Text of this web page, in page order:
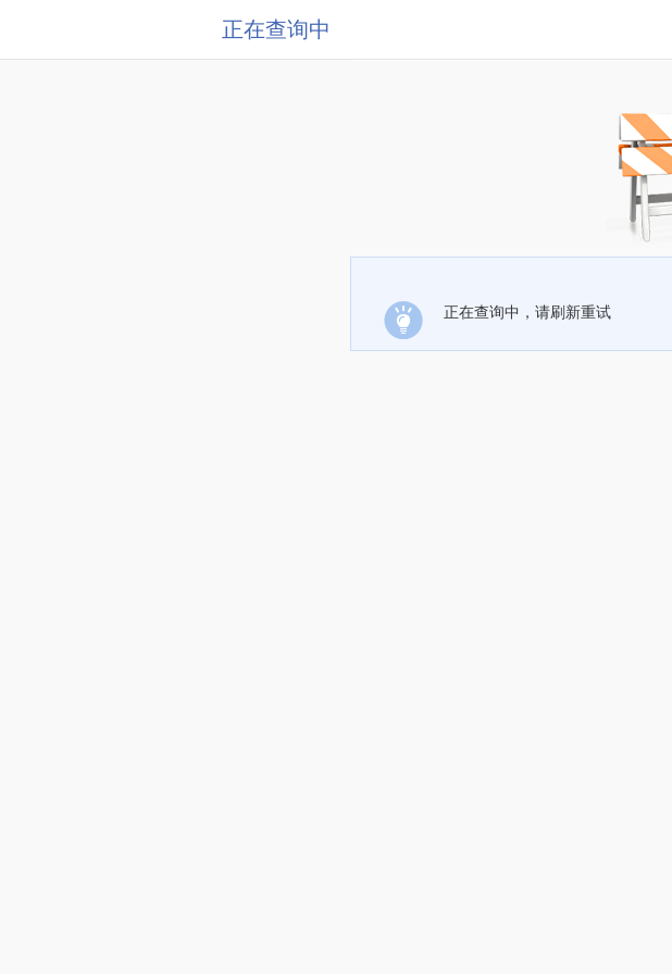
正在查询中
正在查询中，请刷新重试